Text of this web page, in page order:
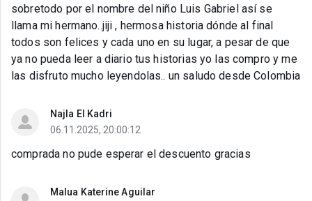
sobretodo por el nombre del niño Luis Gabriel así se
llama mi hermano..jiji , hermosa historia dónde al final
todos son felices y cada uno en su lugar, a pesar de que
ya no pueda leer a diario tus historias yo las compro y me
las disfruto mucho leyendolas.. un saludo desde Colombia
Najla El Kadri
06.11.2025, 20:00:12
comprada no pude esperar el descuento gracias
Malua Katerine Aguilar